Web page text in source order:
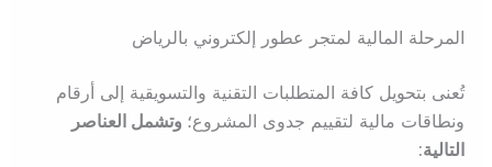
المرحلة المالية لمتجر عطور إلكتروني بالرياض
تُعنى بتحويل كافة المتطلبات التقنية والتسويقية إلى أرقام
ونطاقات مالية لتقييم جدوى المشروع؛وتشمل العناصر
التالية: